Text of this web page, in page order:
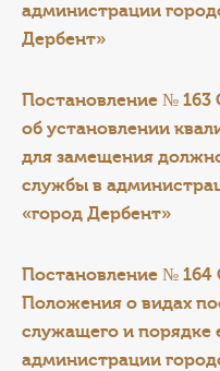
администрации
Дербент»
Постановление №
об установлении
для замещения
службы в
«город Дербент»
Постановление №
Положения о видах
служащего и порядке
администрации